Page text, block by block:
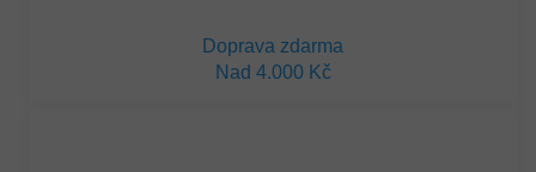
Doprava zdarma
Nad 4.000 Kč